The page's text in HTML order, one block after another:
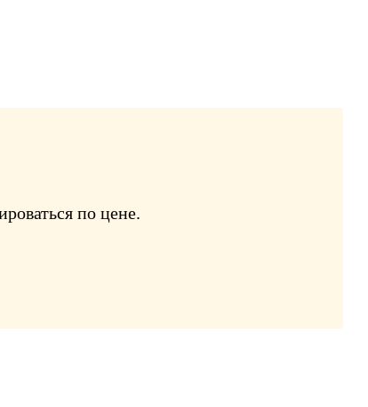
по цене.